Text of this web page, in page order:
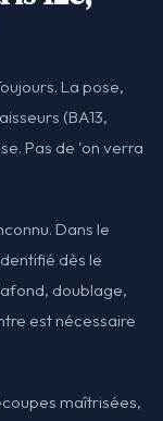
La pose,
(BA13,
Pas de 'on verra
Dans le
dès le
doublage,
est nécessaire
maîtrisées,